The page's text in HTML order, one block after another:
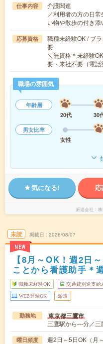
仕事内容
介護関連
／利用者の方の日
い物や散歩の付き
応募資格
職種未経験OK / ブ
要
＼無資格＊未経験
要・来社不要（電
職場の雰囲気
年齢層
20代
30
男女比率
女性
気になる!
派遣会社
未読
NEW
掲載日 2026/08/07
【8月～OK！週2日
ことから看護助手＊
職種未経験OK 交通費別途支給
WEB登録OK 派遣
勤務地 東京都三鷹市
三鷹駅から---分／
曜日頻度 週2日～5日OK（